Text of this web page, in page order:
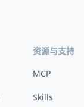
资源与支持
MCP
Skills